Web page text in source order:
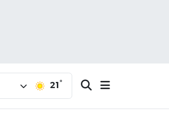
21 °